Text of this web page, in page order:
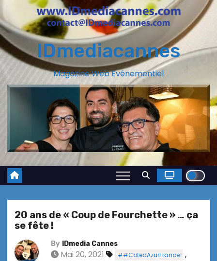
IDmediacannes
Magazine Web Evénementiel
20 ans de « Coup de Fourchette » … ça
se fête !
By IDmedia Cannes
Mai 20, 2021 ##CotedAzurFrance ,